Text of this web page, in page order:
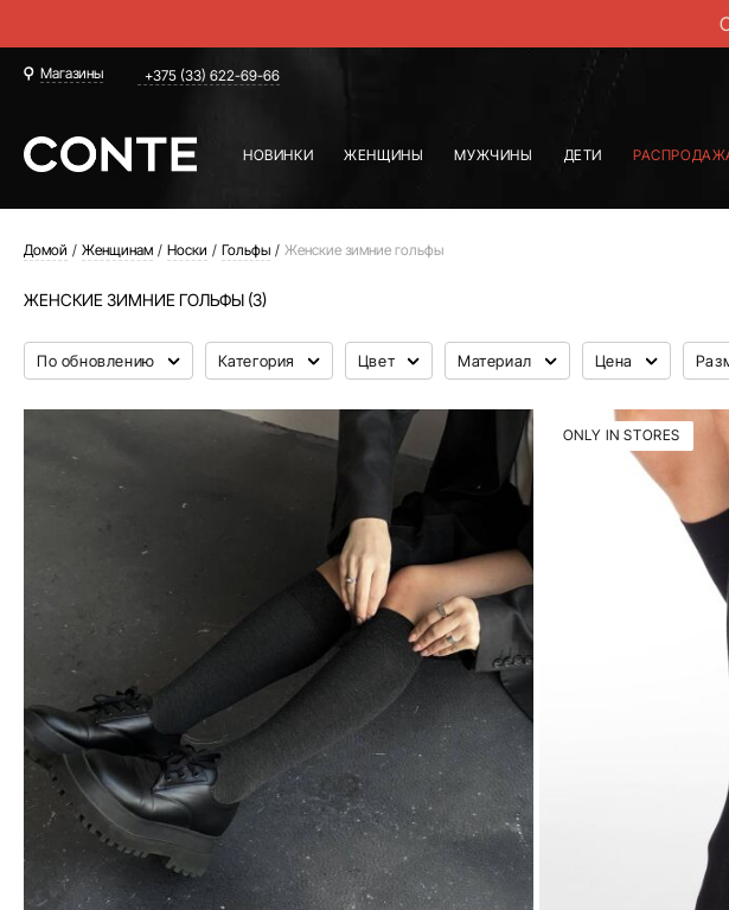
Магазины +375 (33) 622-69-66
НОВИНКИ ЖЕНЩИНЫ МУЖЧИНЫ ДЕТИ
Домой Женщинам Носки Гольфы Женские зимние гольфы
ЖЕНСКИЕ ЗИМНИЕ ГОЛЬФЫ (3)
По обновлению Категория Цвет Материал Цена
ONLY IN STORES